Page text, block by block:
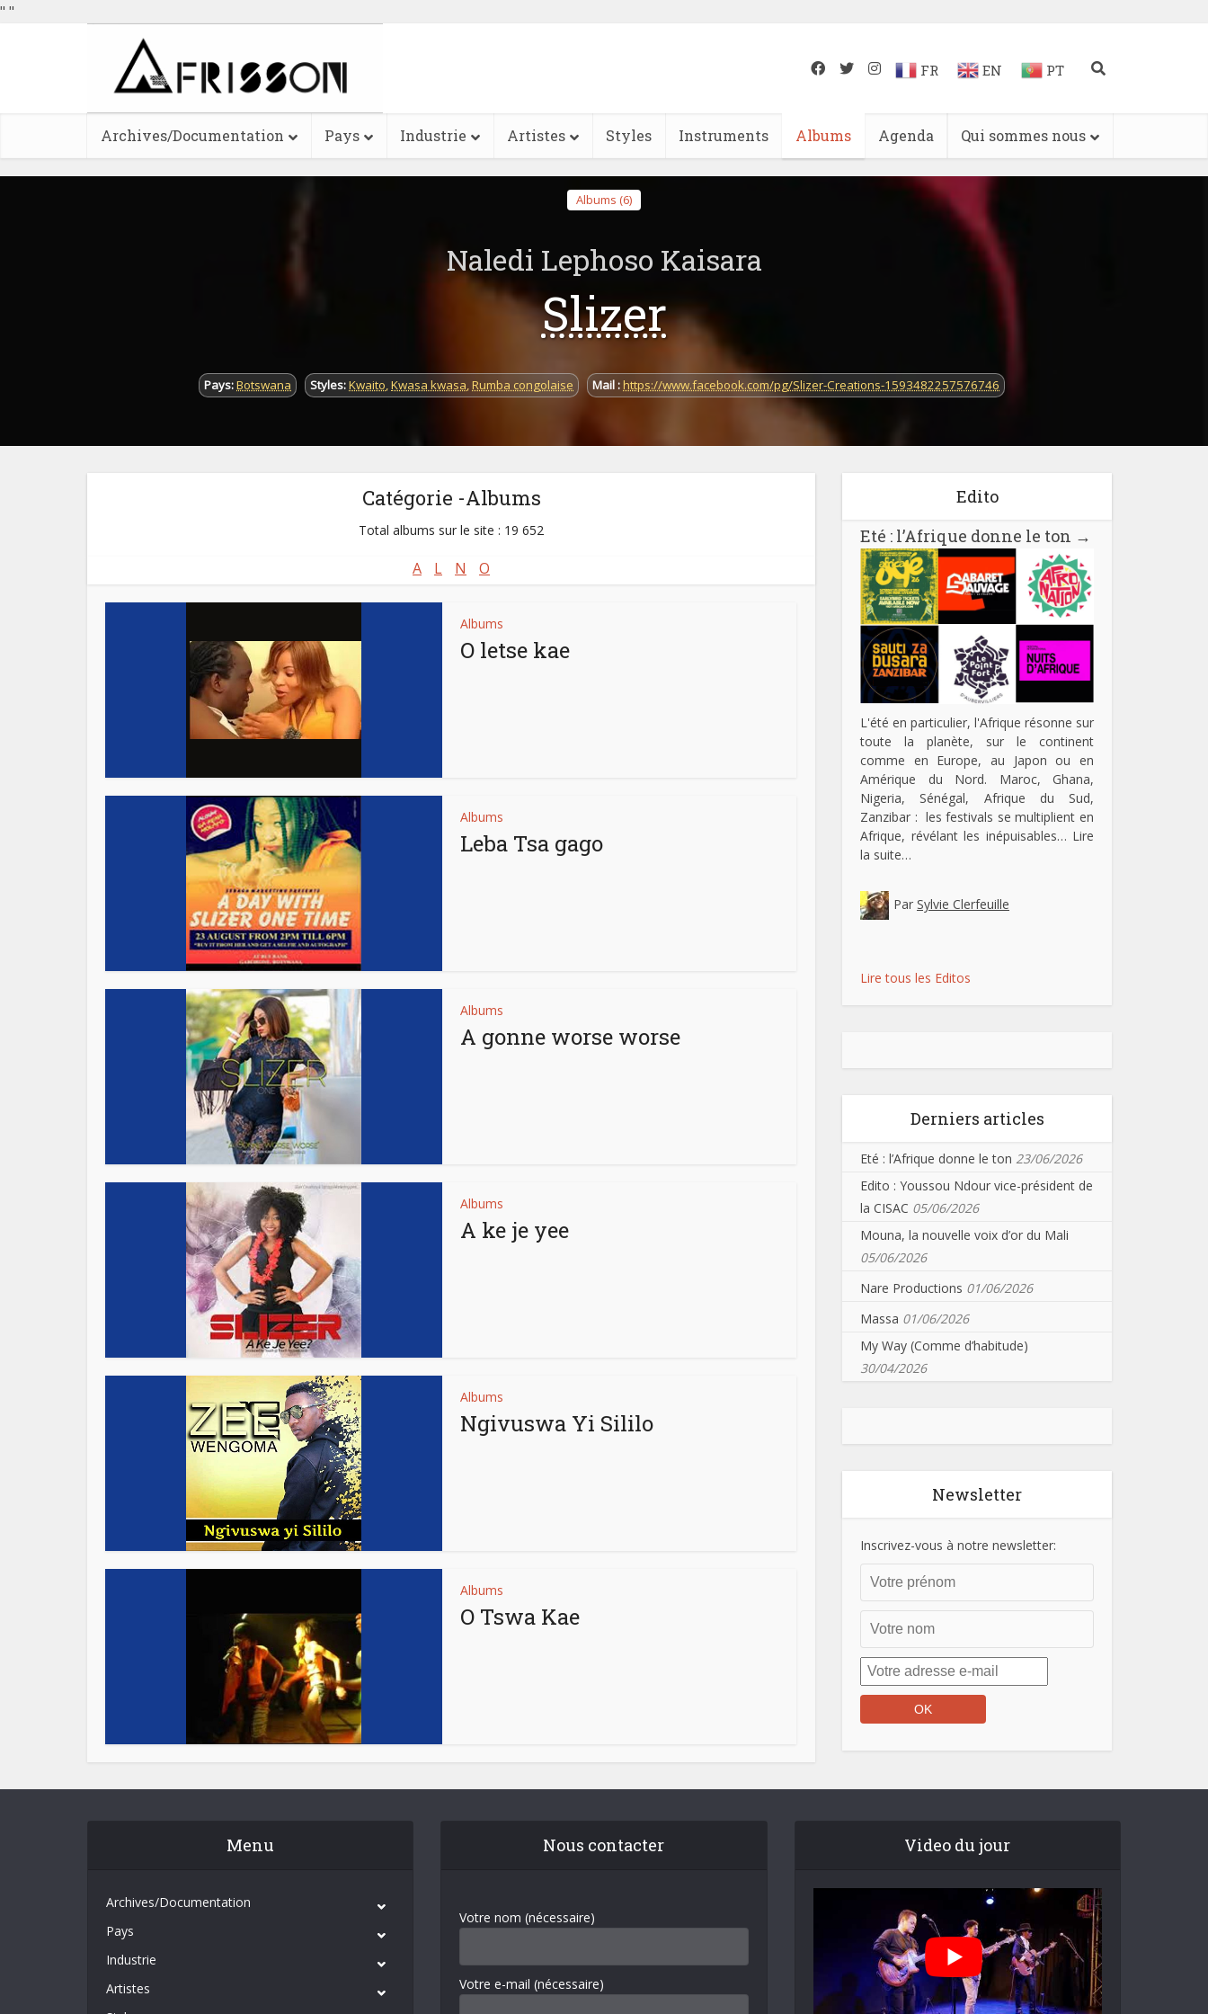
" "
FR EN PT
Archives/Documentation Pays Industrie Artistes Styles Instruments Albums Agenda Qui sommes nous
Albums (6)
Naledi Lephoso Kaisara
Slizer
Pays:Botswana Styles:Kwaito,Kwasa kwasa,Rumba congolaise Mail :https://www.facebook.com/pg/Slizer-Creations-1593482257576746
Catégorie -Albums
Total albums sur le site : 19 652
A L N O
Albums
O letse kae
Albums
Leba Tsa gago
Albums
A gonne worse worse
Albums
A ke je yee
Albums
Ngivuswa Yi Sililo
Albums
O Tswa Kae
Edito
Eté : l’Afrique donne le ton →
L'été en particulier, l'Afrique résonne sur
toute la planète, sur le continent
comme en Europe, au Japon ou en
Amérique du Nord. Maroc, Ghana,
Nigeria, Sénégal, Afrique du Sud,
Zanzibar : les festivals se multiplient en
Afrique, révélant les inépuisables… Lire
la suite…
Par Sylvie Clerfeuille
Lire tous les Editos
Derniers articles
Eté : l’Afrique donne le ton 23/06/2026
Edito : Youssou Ndour vice-président de
la CISAC 05/06/2026
Mouna, la nouvelle voix d’or du Mali
05/06/2026
Nare Productions 01/06/2026
Massa 01/06/2026
My Way (Comme d’habitude)
30/04/2026
Newsletter
Inscrivez-vous à notre newsletter:
Menu
Archives/Documentation
Pays
Industrie
Artistes
Nous contacter
Votre nom (nécessaire)
Votre e-mail (nécessaire)
Video du jour